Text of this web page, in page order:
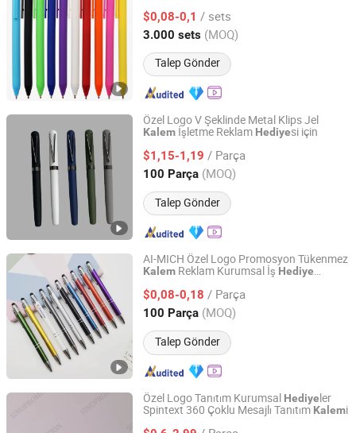
$0,08-0,1 / sets
3.000 sets (MOQ)
Talep Gönder
Zhejiang, China Fiyat 2025
Özel Logo V Şeklinde Metal Klips Jel
Kalem İşletme Reklam Hediyesi için
$1,15-1,19 / Parça
100 Parça (MOQ)
Talep Gönder
Guangzhou Kinglaiky Industrial Ltd.,
Guangdong, China Fiyat 2014
AI-MICH Özel Logo Promosyon Tükenmez
Kalem Reklam Kurumsal İş Hediye
Kauçuk Dokunmatik Ekran Metal
UV Baskı ile
$0,08-0,18 / Parça
100 Parça (MOQ)
Talep Gönder
Shenzhen Ai-Mich Science And Technology Limited
Guangdong, China Fiyat 2024
Özel Logo Tanıtım Kurumsal Hediyeler
Spintext 360 Çoklu Mesajlı Tanıtım Kalemi
Sinopromotion Products Co., Ltd.